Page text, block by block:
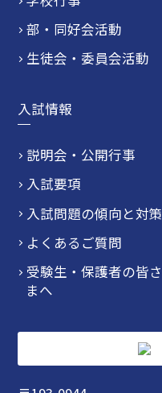
部・同好会活動
生徒会・委員会活動
入試情報
説明会・公開行事
入試要項
入試問題の傾向と対策
よくあるご質問
受験生・保護者の皆さ
まへ